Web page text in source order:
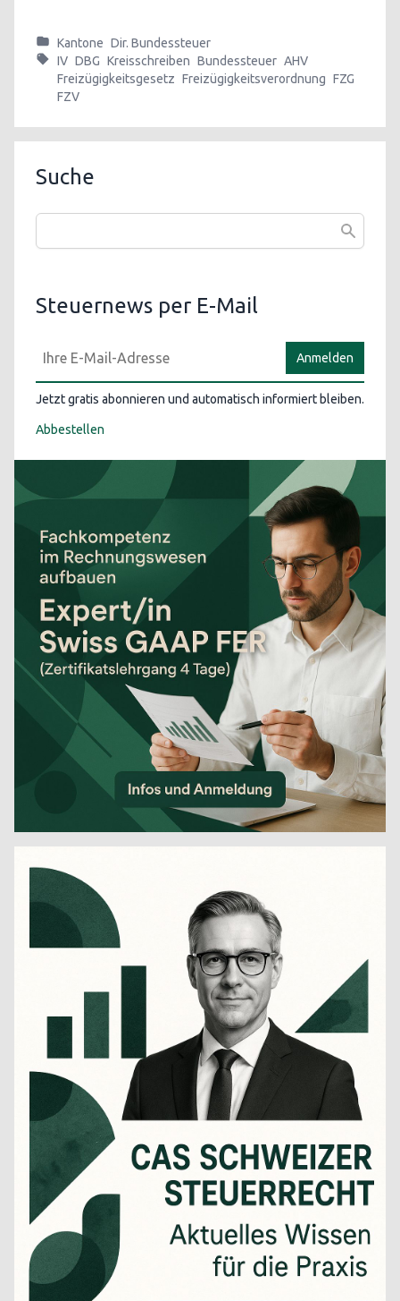
Kantone Dir. Bundessteuer
IV DBG Kreisschreiben Bundessteuer AHV
Freizügigkeitsgesetz Freizügigkeitsverordnung FZG
FZV
Suche
Steuernews per E-Mail
Anmelden
Jetzt gratis abonnieren und automatisch informiert bleiben.
Abbestellen